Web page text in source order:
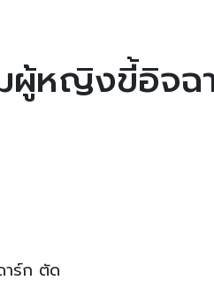
ผู้หญิงขี้อิจฉ
าร์ก ตัด